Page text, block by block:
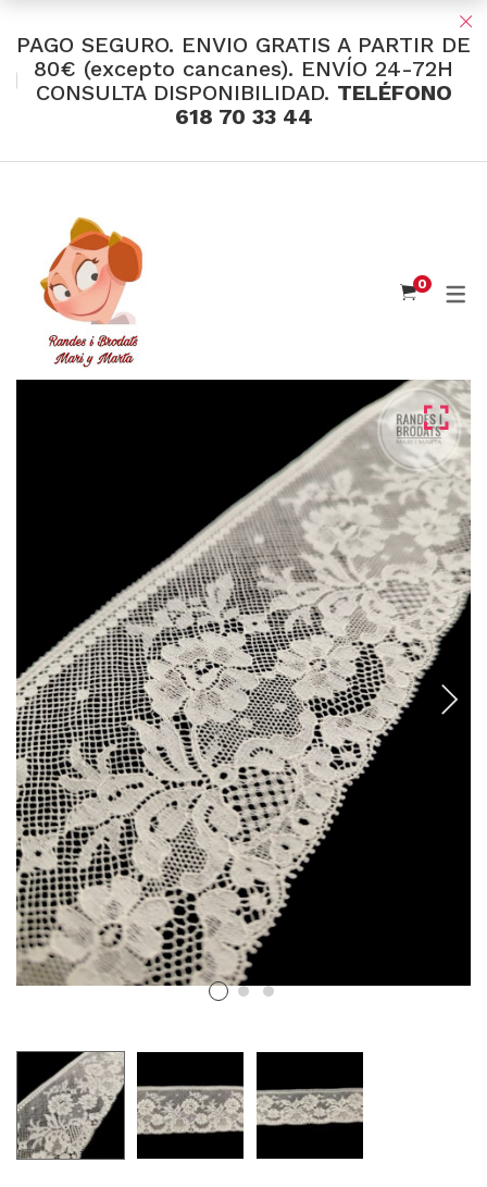
TIENDA Y OFERTAS
Santos Textil
Eusebio Sánchez
Flor de Azahar
Medias
Margarita Vercher
Baile
Alicante y Castellón
Infantil
Ropa Interior
ENCAJES Y BORDADOS
Bolillo
Valenciennes y alençon
Tira Bordada
Blusones falleros
CONFECCIÓN PROPIA
PAGO SEGURO. ENVIO GRATIS A PARTIR DE
80€ (excepto cancanes). ENVÍO 24-72H
CONSULTA DISPONIBILIDAD. TELÉFONO
618 70 33 44
0